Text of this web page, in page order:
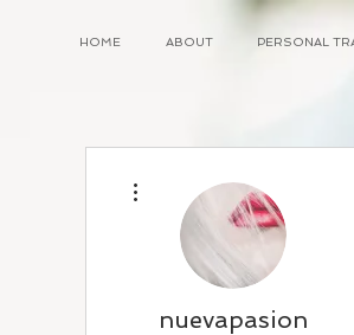
HOME ABOUT PERSONAL
nuevapasion